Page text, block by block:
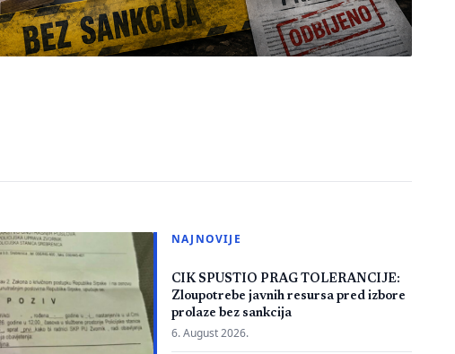
NAJNOVIJE
CIK SPUSTIO PRAG TOLERANCIJE:
Zloupotrebe javnih resursa pred izbore
prolaze bez sankcija
6. August 2026.